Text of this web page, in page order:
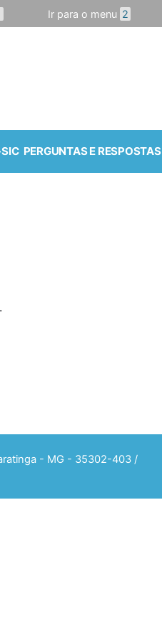
Ir para o menu 2
PERGUNTAS E RESPOSTAS
- MG - 35302-403 /